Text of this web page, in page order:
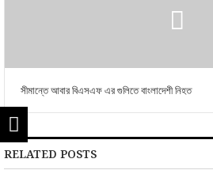
সীমান্তে আবার বিএসএফ এর গুলিতে বাংলাদেশী নিহত
RELATED POSTS